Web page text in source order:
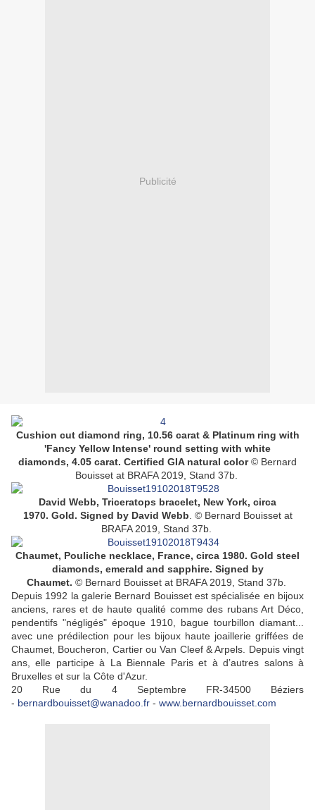
Publicité
Cushion cut diamond ring, 10.56 carat & Platinum ring with
'Fancy Yellow Intense' round setting with white
diamonds, 4.05 carat. Certified GIA natural color© Bernard
Bouisset at BRAFA 2019, Stand 37b.
David Webb, Triceratops bracelet, New York, circa
1970. Gold. Signed by David Webb © Bernard Bouisset at
BRAFA 2019, Stand 37b.
Chaumet, Pouliche necklace, France, circa 1980. Gold steel
diamonds, emerald and sapphire. Signed by
Chaumet. © Bernard Bouisset at BRAFA 2019, Stand 37b.
Depuis 1992 la galerie Bernard Bouisset est spécialisée en bijoux
anciens, rares et de haute qualité comme des rubans Art Déco,
pendentifs "négligés" époque 1910, bague tourbillon diamant...
avec une prédilection pour les bijoux haute joaillerie griffées de
Chaumet, Boucheron, Cartier ou Van Cleef & Arpels. Depuis vingt
ans, elle participe à La Biennale Paris et à d’autres salons à
Bruxelles et sur la Côte d'Azur.
20 Rue du 4 Septembre FR-34500 Béziers
- bernardbouisset@wanadoo.fr - www.bernardbouisset.com